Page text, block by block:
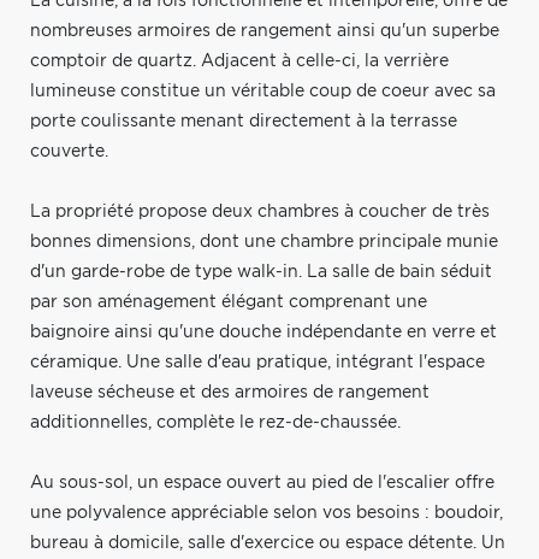
nombreuses armoires de rangement ainsi qu'un superbe
comptoir de quartz. Adjacent à celle-ci, la verrière
lumineuse constitue un véritable coup de coeur avec sa
porte coulissante menant directement à la terrasse
couverte.
La propriété propose deux chambres à coucher de très
bonnes dimensions, dont une chambre principale munie
d'un garde-robe de type walk-in. La salle de bain séduit
par son aménagement élégant comprenant une
baignoire ainsi qu'une douche indépendante en verre et
céramique. Une salle d'eau pratique, intégrant l'espace
laveuse sécheuse et des armoires de rangement
additionnelles, complète le rez-de-chaussée.
Au sous-sol, un espace ouvert au pied de l'escalier offre
une polyvalence appréciable selon vos besoins : boudoir,
bureau à domicile, salle d'exercice ou espace détente. Un